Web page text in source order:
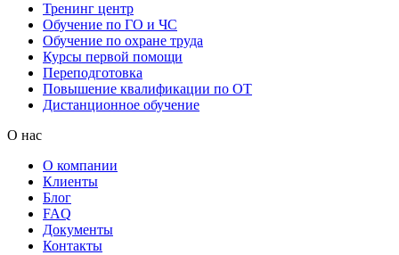
Тренинг центр
Обучение по ГО и ЧС
Обучение по охране труда
Курсы первой помощи
Переподготовка
Повышение квалификации по ОТ
Дистанционное обучение
О нас
О компании
Клиенты
Блог
FAQ
Документы
Контакты